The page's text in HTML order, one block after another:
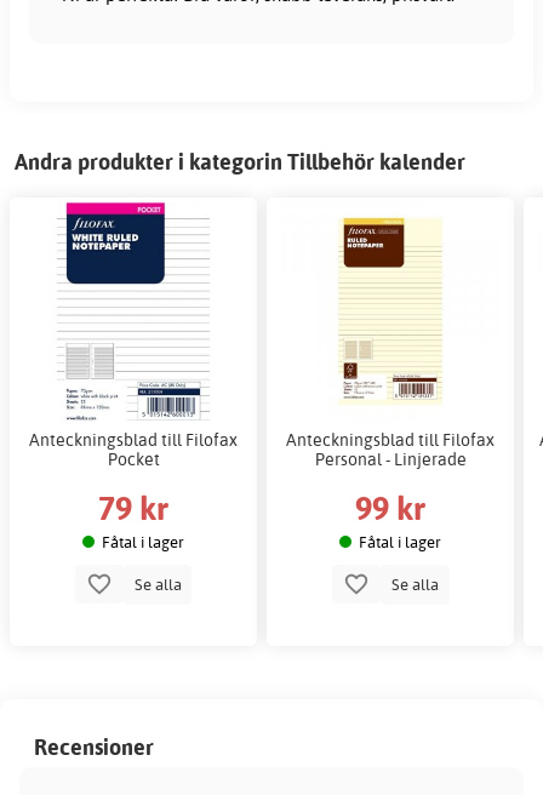
Andra produkter i kategorin Tillbehör kalender
Anteckningsblad till Filofax
Pocket
79 kr
Fåtal i lager
Se alla
Anteckningsblad till Filofax
Personal - Linjerade
99 kr
Fåtal i lager
Se alla
Recensioner